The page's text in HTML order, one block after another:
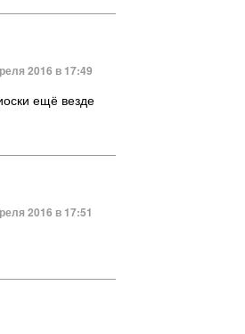
2016 в 17:49
ещё везде
2016 в 17:51